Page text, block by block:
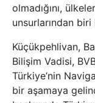
olmadığını,
unsurlarından
Küçükpehlivan,
Bilişim Vadisi,
Türkiye’nin
bir aşamaya